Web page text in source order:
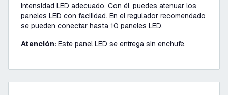
intensidad LED adecuado. Con él, puedes atenuar los
paneles LED con facilidad. En el regulador recomendado
se pueden conectar hasta 10 paneles LED.
Atención:Este panel LED se entrega sin enchufe.